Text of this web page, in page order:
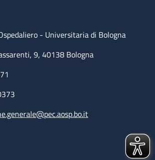
- Universitaria di Bologna
9, 40138 Bologna